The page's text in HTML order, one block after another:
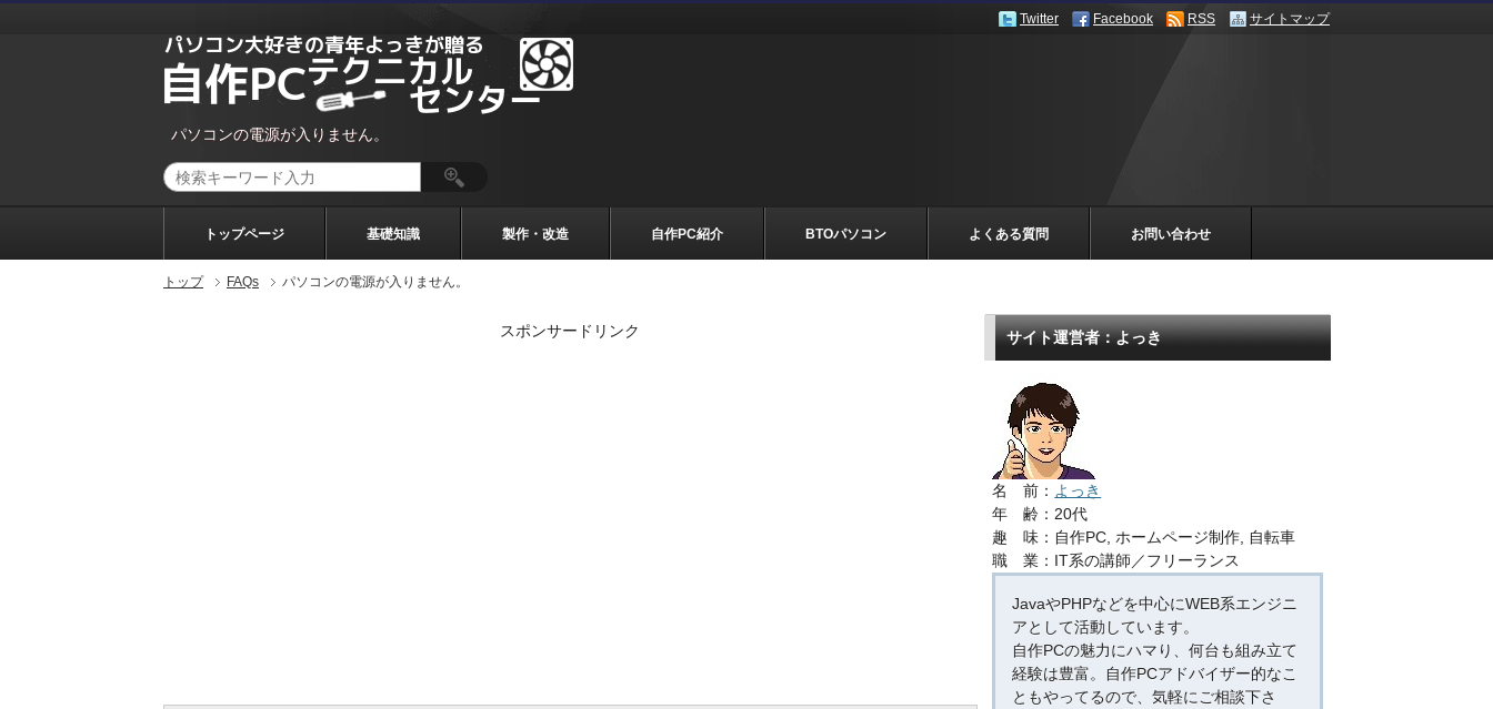
パソコンの電源が入りません。
トップページ 基礎知識 製作・改造 自作PC紹介 BTOパソコン よくある質問 お問い合わせ
トップ FAQs パソコンの電源が入りません。
スポンサードリンク サイト運営者：よっき
名 前： よっき
年 齢：20代
趣 味：自作PC, ホームページ制作, 自転車
職 業：IT系の講師／フリーランス
JavaやPHPなどを中心にWEB系エンジニ
アとして活動しています。
自作PCの魅力にハマり、何台も組み立て
経験は豊富。自作PCアドバイザー的なこ
ともやってるので、気軽にご相談下さ
Twitter Facebook RSS サイトマップ